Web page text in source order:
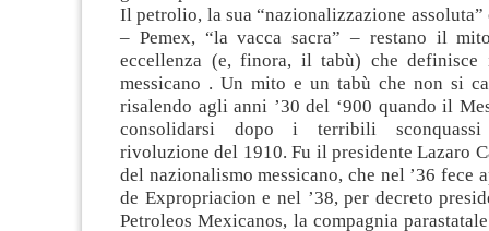
Il petrolio, la sua “nazionalizzazione
– Pemex, “la vacca sacra” – restano il
eccellenza (e, finora, il tabù) che definisce
messicano . Un mito e un tabù che non si
risalendo agli anni ’30 del ‘900 quando il
consolidarsi dopo i terribili
rivoluzione del 1910. Fu il presidente Lazaro
del nazionalismo messicano, che nel ’36 fece
de Expropriacion e nel ’38, per decreto
Petroleos Mexicanos, la compagnia